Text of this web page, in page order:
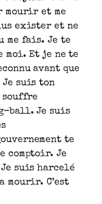
mourir et me
exister et ne
me fais. Je te
moi. Et je ne te
avant que
Je suis ton
souffre
ball. Je suis
te
comptoir. Je
Je suis harcelé
mourir. C’est